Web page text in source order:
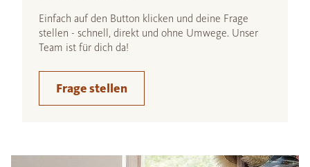
Einfach auf den Button klicken und deine Frage
stellen - schnell, direkt und ohne Umwege. Unser
Team ist für dich da!
Frage stellen